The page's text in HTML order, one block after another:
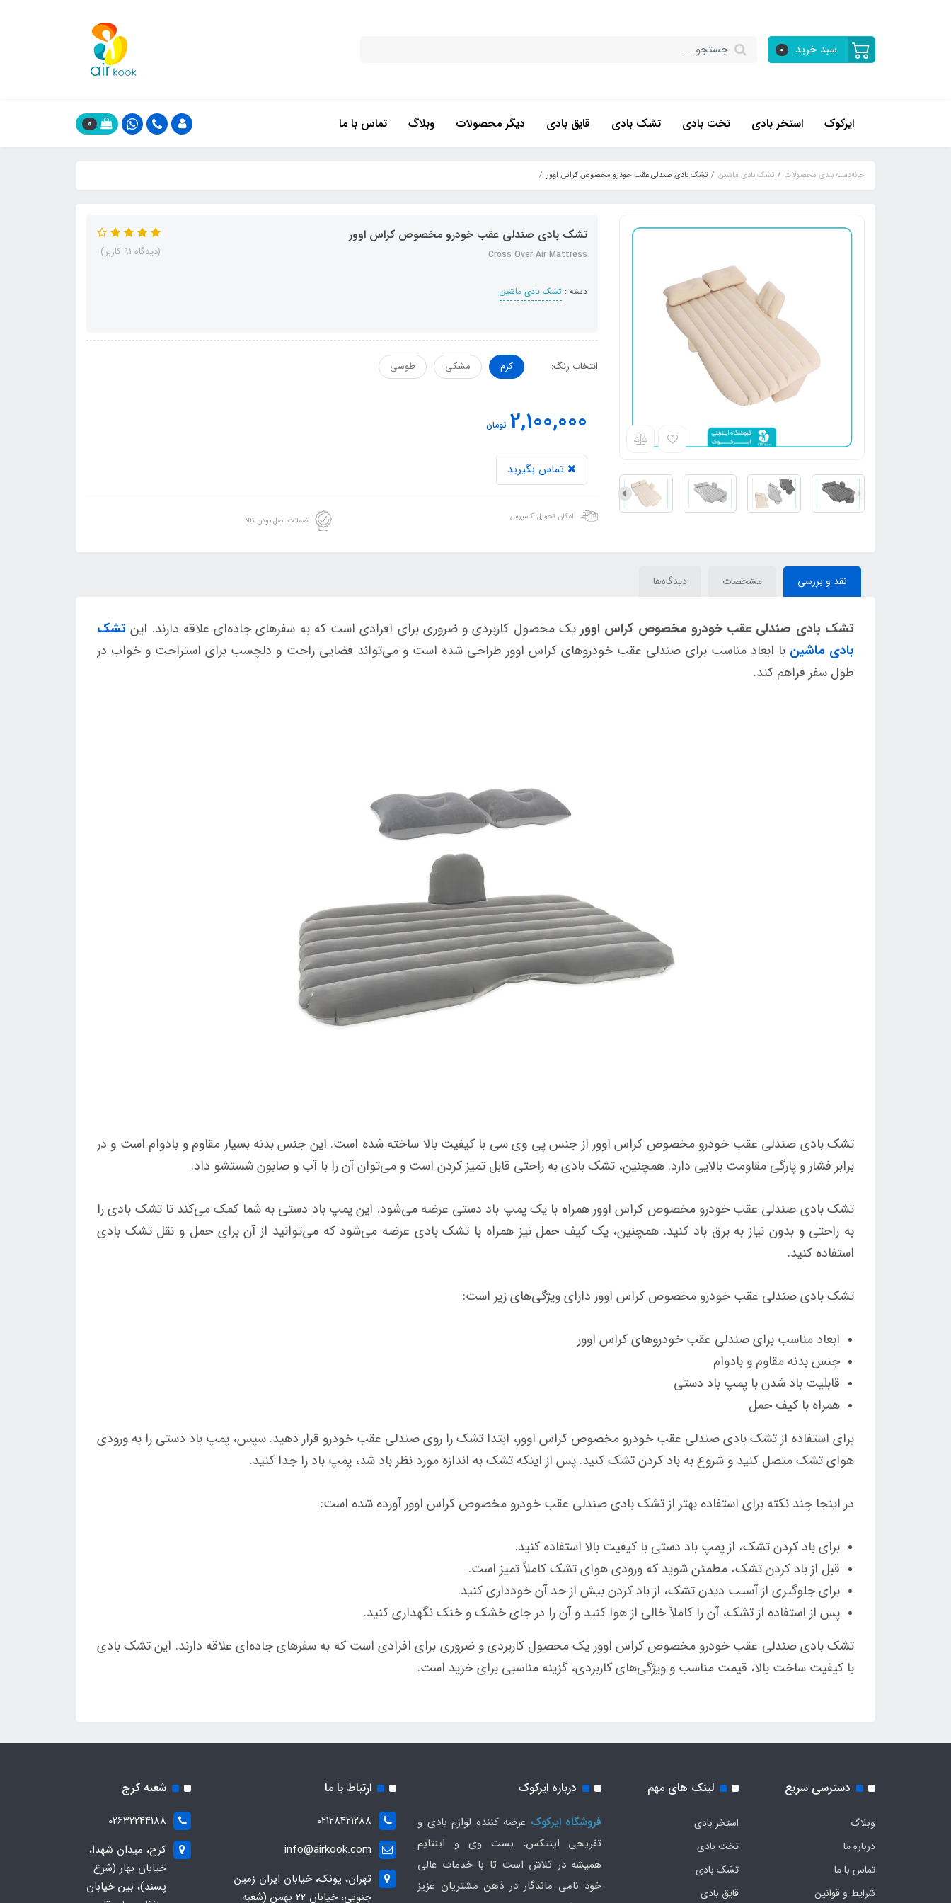
سبد خرید 0
ایرکوک استخر بادی تخت بادی تشک بادی قایق بادی دیگر محصولات وبلاگ تماس با ما 0
خانهدسته بندی محصولات تشک بادی ماشین تشک بادی صندلی عقب خودرو مخصوص کراس اوور
تشک بادی صندلی عقب خودرو مخصوص کراس اوور
Cross Over Air Mattress
دسته : تشک بادی ماشین
(دیدگاه 91 کاربر)
انتخاب رنگ: کرم مشکی طوسی
2,100,000 تومان
تماس بگیرید
امکان تحویل اکسپرس ضمانت اصل بودن کالا
نقد و بررسی مشخصات دیدگاه‌ها
تشک بادی صندلی عقب خودرو مخصوص کراس اوور یک محصول کاربردی و ضروری برای افرادی است که به سفرهای جاده‌ای علاقه دارند. این تشک
بادی ماشین با ابعاد مناسب برای صندلی عقب خودروهای کراس اوور طراحی شده است و می‌تواند فضایی راحت و دلچسب برای استراحت و خواب در
طول سفر فراهم کند.
تشک بادی صندلی عقب خودرو مخصوص کراس اوور از جنس پی وی سی با کیفیت بالا ساخته شده است. این جنس بدنه بسیار مقاوم و بادوام است و در
برابر فشار و پارگی مقاومت بالایی دارد. همچنین، تشک بادی به راحتی قابل تمیز کردن است و می‌توان آن را با آب و صابون شستشو داد.
تشک بادی صندلی عقب خودرو مخصوص کراس اوور همراه با یک پمپ باد دستی عرضه می‌شود. این پمپ باد دستی به شما کمک می‌کند تا تشک بادی را
به راحتی و بدون نیاز به برق باد کنید. همچنین، یک کیف حمل نیز همراه با تشک بادی عرضه می‌شود که می‌توانید از آن برای حمل و نقل تشک بادی
استفاده کنید.
تشک بادی صندلی عقب خودرو مخصوص کراس اوور دارای ویژگی‌های زیر است:
ابعاد مناسب برای صندلی عقب خودروهای کراس اوور
جنس بدنه مقاوم و بادوام
قابلیت باد شدن با پمپ باد دستی
همراه با کیف حمل
برای استفاده از تشک بادی صندلی عقب خودرو مخصوص کراس اوور، ابتدا تشک را روی صندلی عقب خودرو قرار دهید. سپس، پمپ باد دستی را به ورودی
هوای تشک متصل کنید و شروع به باد کردن تشک کنید. پس از اینکه تشک به اندازه مورد نظر باد شد، پمپ باد را جدا کنید.
در اینجا چند نکته برای استفاده بهتر از تشک بادی صندلی عقب خودرو مخصوص کراس اوور آورده شده است:
برای باد کردن تشک، از پمپ باد دستی با کیفیت بالا استفاده کنید.
قبل از باد کردن تشک، مطمئن شوید که ورودی هوای تشک کاملاً تمیز است.
برای جلوگیری از آسیب دیدن تشک، از باد کردن بیش از حد آن خودداری کنید.
پس از استفاده از تشک، آن را کاملاً خالی از هوا کنید و آن را در جای خشک و خنک نگهداری کنید.
تشک بادی صندلی عقب خودرو مخصوص کراس اوور یک محصول کاربردی و ضروری برای افرادی است که به سفرهای جاده‌ای علاقه دارند. این تشک بادی
با کیفیت ساخت بالا، قیمت مناسب و ویژگی‌های کاربردی، گزینه مناسبی برای خرید است.
دسترسی سریع
وبلاگ
درباره ما
تماس با ما
شرایط و قوانین
لینک های مهم
استخر بادی
تخت بادی
تشک بادی
قایق بادی
درباره ایرکوک
فروشگاه ایرکوک عرضه کننده لوازم بادی و
تفریحی اینتکس، بست وی و اینتایم
همیشه در تلاش است تا با خدمات عالی
خود نامی ماندگار در ذهن مشتریان عزیز
ارتباط با ما
02128421288
info@airkook.com
تهران، پونک، خیابان ایران زمین
جنوبی، خیابان 22 بهمن (شعبه
شعبه کرج
02632244188
کرج، میدان شهدا،
خیابان بهار (شرع
پسند)، بین خیابان